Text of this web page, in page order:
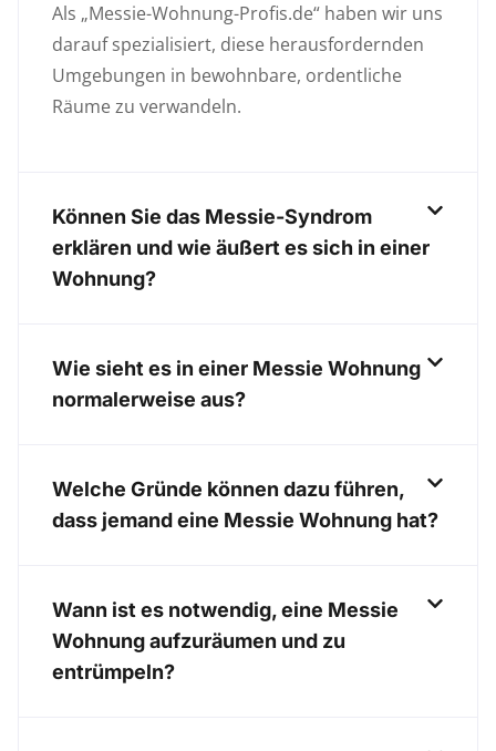
Als „Messie-Wohnung-Profis.de“ haben wir uns
darauf spezialisiert, diese herausfordernden
Umgebungen in bewohnbare, ordentliche
Räume zu verwandeln.
Können Sie das Messie-Syndrom
erklären und wie äußert es sich in einer
Wohnung?
Wie sieht es in einer Messie Wohnung
normalerweise aus?
Welche Gründe können dazu führen,
dass jemand eine Messie Wohnung hat?
Wann ist es notwendig, eine Messie
Wohnung aufzuräumen und zu
entrümpeln?